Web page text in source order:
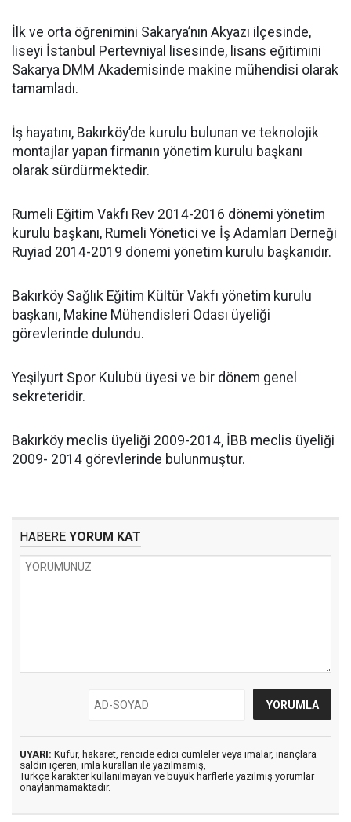
İlk ve orta öğrenimini Sakarya’nın Akyazı ilçesinde,
liseyi İstanbul Pertevniyal lisesinde, lisans eğitimini
Sakarya DMM Akademisinde makine mühendisi olarak
tamamladı.
İş hayatını, Bakırköy’de kurulu bulunan ve teknolojik
montajlar yapan firmanın yönetim kurulu başkanı
olarak sürdürmektedir.
Rumeli Eğitim Vakfı Rev 2014-2016 dönemi yönetim
kurulu başkanı, Rumeli Yönetici ve İş Adamları Derneği
Ruyiad 2014-2019 dönemi yönetim kurulu başkanıdır.
Bakırköy Sağlık Eğitim Kültür Vakfı yönetim kurulu
başkanı, Makine Mühendisleri Odası üyeliği
görevlerinde dulundu.
Yeşilyurt Spor Kulubü üyesi ve bir dönem genel
sekreteridir.
Bakırköy meclis üyeliği 2009-2014, İBB meclis üyeliği
2009- 2014 görevlerinde bulunmuştur.
HABERE YORUM KAT
UYARI: Küfür, hakaret, rencide edici cümleler veya imalar, inançlara
saldırı içeren, imla kuralları ile yazılmamış,
Türkçe karakter kullanılmayan ve büyük harflerle yazılmış yorumlar
onaylanmamaktadır.